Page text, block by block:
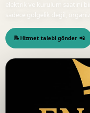
elektrik ve kurulum saatini
sadece gölgelik değil,
Hizmet talebi gönder